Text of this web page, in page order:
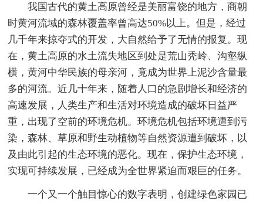
我国古代的黄土高原曾经是美丽富饶的地方，商朝
时黄河流域的森林覆盖率曾高达50%以上。但是，经过
几千年来掠夺式的开发，大自然给予了无情的报复。现
在，黄土高原的水土流失地区到处是荒山秃岭、沟壑纵
横，黄河中华民族的母亲河，竟成为世界上泥沙含量最
多的河流。近几十年来，随着人口的急剧增长和经济的
高速发展，人类生产和生活对环境造成的破坏日益严
重，出现了空前的环境危机。环境危机包括环境遭到污
染，森林、草原和野生动植物等自然资源遭到破坏，以
及由此引起的生态环境的恶化。现在，保护生态环境，
实现可持续发展，已经成为全世界紧迫而艰巨的任务。
一个又一个触目惊心的数字表明，创建绿色家园已